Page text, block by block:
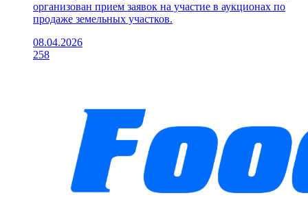
организован прием заявок на участие в аукционах по
продаже земельных участков.
08.04.2026
258